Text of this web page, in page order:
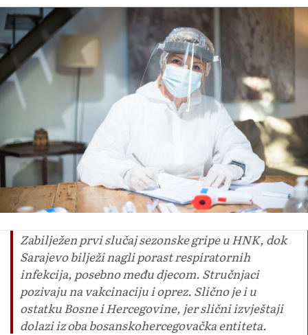
Zabilježen prvi slučaj sezonske gripe u HNK, dok
Sarajevo bilježi nagli porast respiratornih
infekcija, posebno među djecom. Stručnjaci
pozivaju na vakcinaciju i oprez. Slično je i u
ostatku Bosne i Hercegovine, jer slični izvještaji
dolazi iz oba bosanskohercegovačka entiteta.